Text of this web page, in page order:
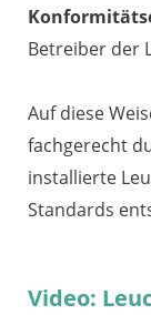
Betreiber der
Auf diese
fachgerecht
installierte
Standards
Video: